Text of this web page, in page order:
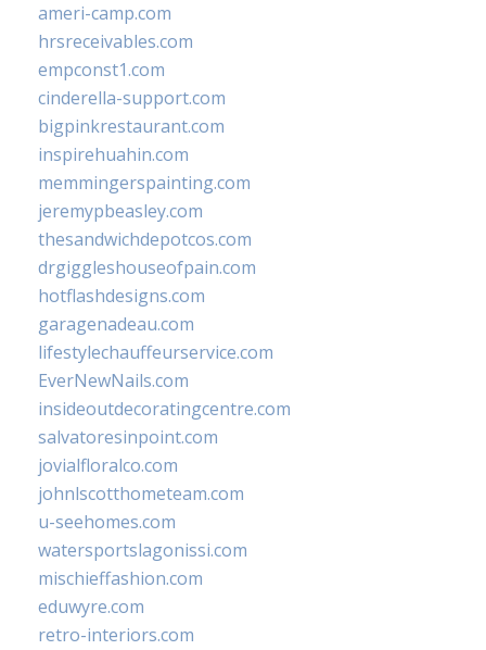
ameri-camp.com
hrsreceivables.com
empconst1.com
cinderella-support.com
bigpinkrestaurant.com
inspirehuahin.com
memmingerspainting.com
jeremypbeasley.com
thesandwichdepotcos.com
drgiggleshouseofpain.com
hotflashdesigns.com
garagenadeau.com
lifestylechauffeurservice.com
EverNewNails.com
insideoutdecoratingcentre.com
salvatoresinpoint.com
jovialfloralco.com
johnlscotthometeam.com
u-seehomes.com
watersportslagonissi.com
mischieffashion.com
eduwyre.com
retro-interiors.com